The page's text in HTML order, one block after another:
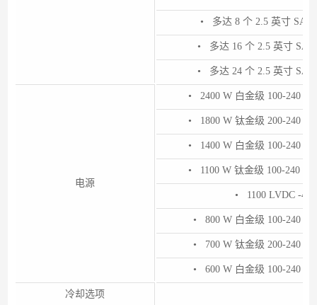
• 多达 8 个 2.5 英寸 SAS/
• 多达 16 个 2.5 英寸
• 多达 24 个 2.5 英寸
电源
• 2400 W 白金级 100-240
• 1800 W 钛金级 200-240
• 1400 W 白金级 100-240
• 1100 W 钛金级 100-240
• 1100 LVDC -48
• 800 W 白金级 100-240
• 700 W 钛金级 200-240
• 600 W 白金级 100-240
冷却选项